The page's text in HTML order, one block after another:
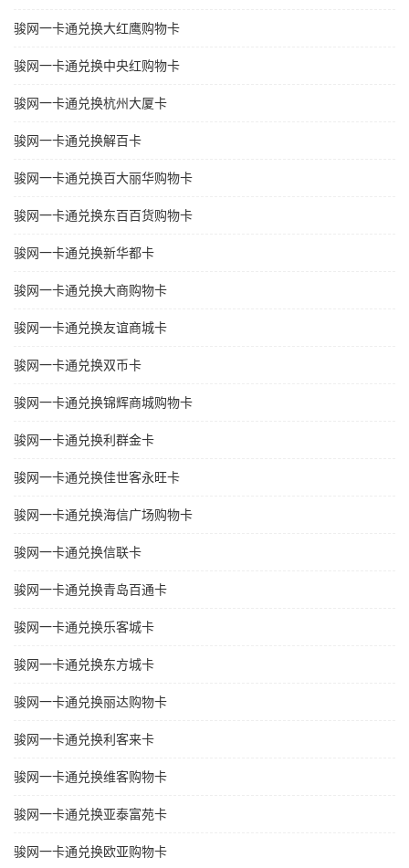
骏网一卡通兑换大红鹰购物卡
骏网一卡通兑换中央红购物卡
骏网一卡通兑换杭州大厦卡
骏网一卡通兑换解百卡
骏网一卡通兑换百大丽华购物卡
骏网一卡通兑换东百百货购物卡
骏网一卡通兑换新华都卡
骏网一卡通兑换大商购物卡
骏网一卡通兑换友谊商城卡
骏网一卡通兑换双币卡
骏网一卡通兑换锦辉商城购物卡
骏网一卡通兑换利群金卡
骏网一卡通兑换佳世客永旺卡
骏网一卡通兑换海信广场购物卡
骏网一卡通兑换信联卡
骏网一卡通兑换青岛百通卡
骏网一卡通兑换乐客城卡
骏网一卡通兑换东方城卡
骏网一卡通兑换丽达购物卡
骏网一卡通兑换利客来卡
骏网一卡通兑换维客购物卡
骏网一卡通兑换亚泰富苑卡
骏网一卡通兑换欧亚购物卡